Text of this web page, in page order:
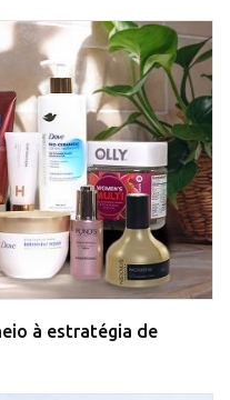
à estratégia de